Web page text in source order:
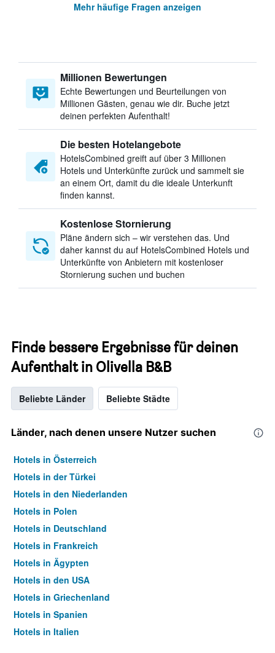
Mehr häufige Fragen anzeigen
Millionen Bewertungen
Echte Bewertungen und Beurteilungen von
Millionen Gästen, genau wie dir. Buche jetzt
deinen perfekten Aufenthalt!
Die besten Hotelangebote
HotelsCombined greift auf über 3 Millionen
Hotels und Unterkünfte zurück und sammelt sie
an einem Ort, damit du die ideale Unterkunft
finden kannst.
Kostenlose Stornierung
Pläne ändern sich – wir verstehen das. Und
daher kannst du auf HotelsCombined Hotels und
Unterkünfte von Anbietern mit kostenloser
Stornierung suchen und buchen
Finde bessere Ergebnisse für deinen
Aufenthalt in Olivella B&B
Beliebte Länder Beliebte Städte
Länder, nach denen unsere Nutzer suchen
Hotels in Österreich
Hotels in der Türkei
Hotels in den Niederlanden
Hotels in Polen
Hotels in Deutschland
Hotels in Frankreich
Hotels in Ägypten
Hotels in den USA
Hotels in Griechenland
Hotels in Spanien
Hotels in Italien